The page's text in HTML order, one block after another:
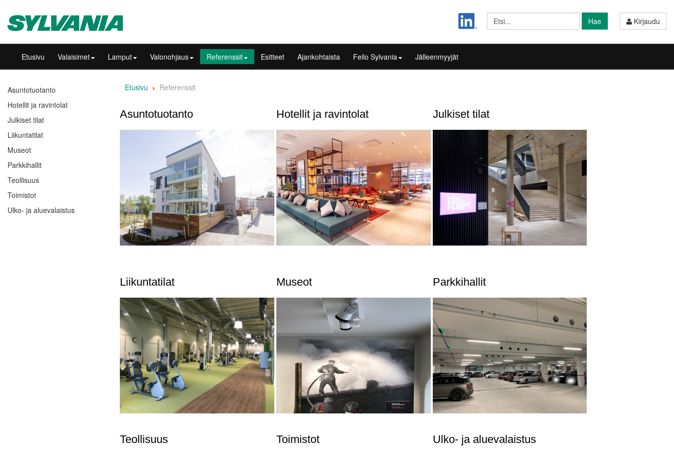
Hae Kirjaudu
Etusivu Valaisimet Lamput Valonohjaus Referenssit Esitteet Ajankohtaista Feilo Sylvania Jälleenmyyjät
Asuntotuotanto
Hotellit ja ravintolat
Julkiset tilat
Liikuntatilat
Museot
Parkkihallit
Teollisuus
Toimistot
Ulko- ja aluevalaistus
Etusivu Referenssit
Asuntotuotanto Hotellit ja ravintolat Julkiset tilat
Liikuntatilat Museot Parkkihallit
Teollisuus Toimistot Ulko- ja aluevalaistus